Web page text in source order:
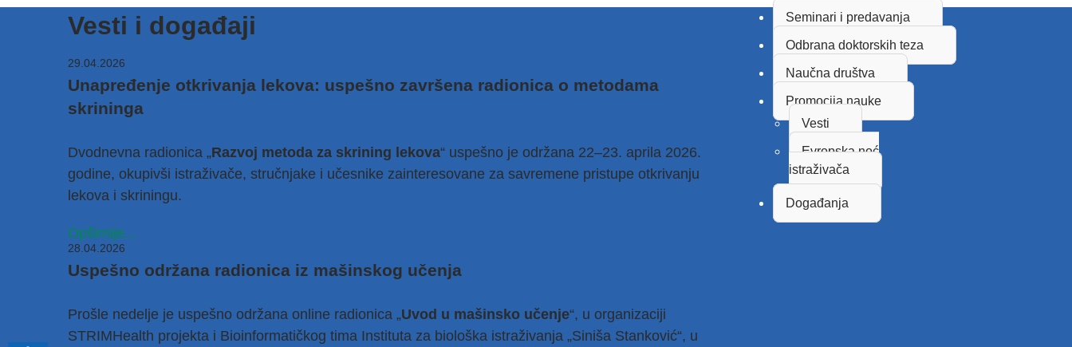
Vesti i događaji
29.04.2026
Unapređenje otkrivanja lekova: uspešno završena radionica o metodama
skrininga
Dvodnevna radionica „Razvoj metoda za skrining lekova“ uspešno je održana 22–23. aprila 2026.
godine, okupivši istraživače, stručnjake i učesnike zainteresovane za savremene pristupe otkrivanju
lekova i skriningu.
Opširnije...
28.04.2026
Uspešno održana radionica iz mašinskog učenja
Prošle nedelje je uspešno održana online radionica „Uvod u mašinsko učenje“, u organizaciji
STRIMHealth projekta i Bioinformatičkog tima Instituta za biološka istraživanja „Siniša Stanković“, u
Seminari i predavanja
Odbrana doktorskih teza
Naučna društva
Promocija nauke
Vesti
Evropska noć
istraživača
Događanja